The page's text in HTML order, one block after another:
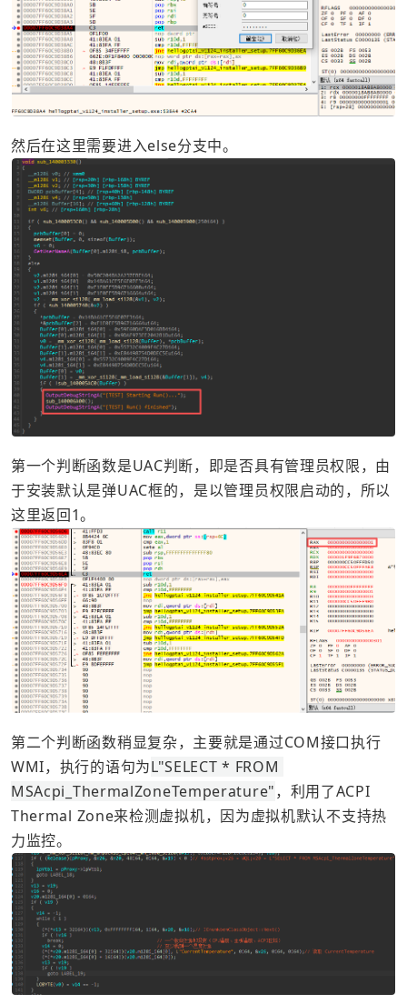
然后在这里需要进入else分支中。
第一个判断函数是UAC判断，即是否具有管理员权限，由
于安装默认是弹UAC框的，是以管理员权限启动的，所以
第二个判断函数稍显复杂，主要就是通过COM接口执行
WMI，执行的语句为L"SELECT * FROM
MSAcpi_ThermalZoneTemperature"，利用了ACPI
Thermal Zone来检测虚拟机，因为虚拟机默认不支持热
力监控。